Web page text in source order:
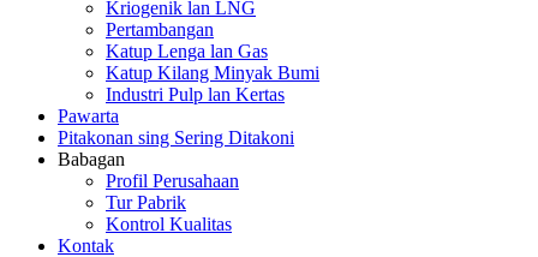
Kriogenik lan LNG
Pertambangan
Katup Lenga lan Gas
Katup Kilang Minyak Bumi
Industri Pulp lan Kertas
Pawarta
Pitakonan sing Sering Ditakoni
Babagan
Profil Perusahaan
Tur Pabrik
Kontrol Kualitas
Kontak